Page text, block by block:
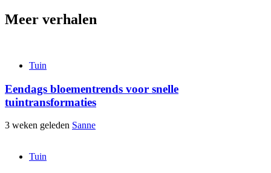
Meer verhalen
Tuin
Eendags bloementrends voor snelle
tuintransformaties
3 weken geleden Sanne
Tuin